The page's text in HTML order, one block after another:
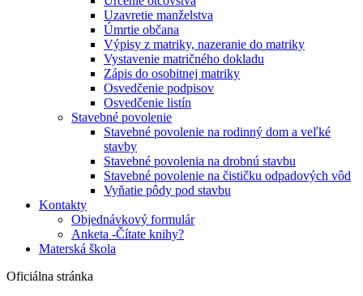
Uzavretie manželstva
Úmrtie občana
Výpisy z matriky, nazeranie do matriky
Vystavenie matričného dokladu
Zápis do osobitnej matriky
Osvedčenie podpisov
Osvedčenie listín
Stavebné povolenie
Stavebné povolenie na rodinný dom a veľké
stavby
Stavebné povolenia na drobnú stavbu
Stavebné povolenie na čističku odpadových vôd
Vyňatie pôdy pod stavbu
Kontakty
Objednávkový formulár
Anketa -Čítate knihy?
Materská škola
Oficiálna stránka